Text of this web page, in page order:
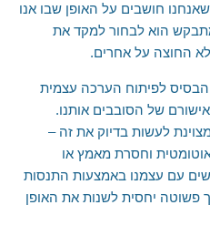
חושבים על האופן שבו אנו
הוא לבחור למקד את
החוצה על אחרים.
הבסיס לפיתוח הערכה עצמית
של הסובבים אותנו.
לעשות בדיוק את זה –
וחסרת מאמץ או
עם עצמנו באמצעות התנסות
פשוטה יחסית לשנות את האופן